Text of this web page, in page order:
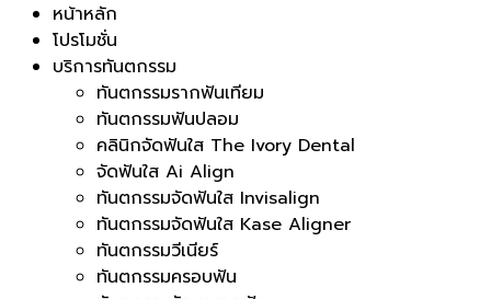
หน้าหลัก
โปรโมชั่น
บริการทันตกรรม
ทันตกรรมรากฟันเทียม
ทันตกรรมฟันปลอม
คลินิกจัดฟันใส The Ivory Dental
จัดฟันใส Ai Align
ทันตกรรมจัดฟันใส Invisalign
ทันตกรรมจัดฟันใส Kase Aligner
ทันตกรรมวีเนียร์
ทันตกรรมครอบฟัน